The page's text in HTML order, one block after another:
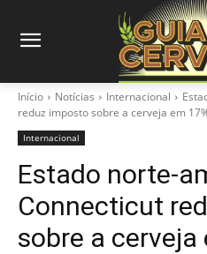
Início Notícias Internacional
reduz imposto sobre a cerveja em
Internacional
Estado norte-
Connecticut
sobre a cerveja